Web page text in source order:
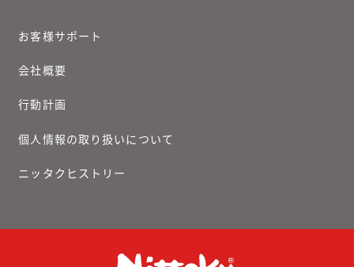
お客様サポート
会社概要
行動計画
個人情報の取り扱いについて
ニッタクヒストリー